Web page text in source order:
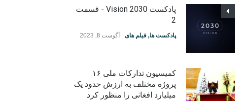
پادکست Vision 2030 - قسمت
2
پادکست ها, فیلم های آگوست 8, 2023
کمیسیون تدارکات ملی ۱۶
پروژه مختلف به ارزش حدود یک
میلیارد افغانی را منظور کرد